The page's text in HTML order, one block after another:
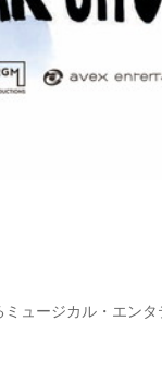
ュージカル・エンタ